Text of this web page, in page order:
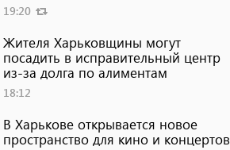
19:20
Жителя Харьковщины могут
посадить в исправительный центр
из-за долга по алиментам
18:12
В Харькове открывается новое
пространство для кино и концертов